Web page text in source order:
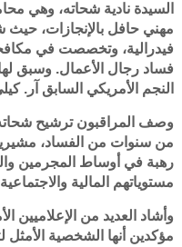
السيدة نادية شحاته، وهي
مهني حافل بالإنجازات،
فيدرالية، وتخصصت في
فساد رجال الأعمال. وسبق
النجم الأمريكي السابق آر.
وصف المراقبون ترشيح
من سنوات من الفساد،
رهبة في أوساط المجرمين
مستوياتهم المالية
وأشاد العديد من الإعلاميين
مؤكدين أنها الشخصية